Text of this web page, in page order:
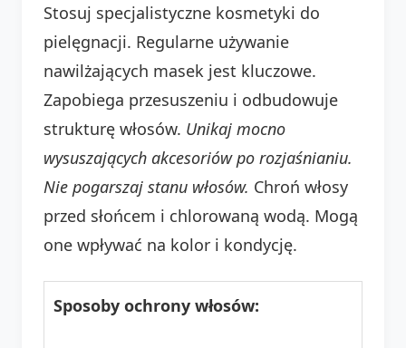
Stosuj specjalistyczne kosmetyki do
pielęgnacji. Regularne używanie
nawilżających masek jest kluczowe.
Zapobiega przesuszeniu i odbudowuje
strukturę włosów. Unikaj mocno
wysuszających akcesoriów po rozjaśnianiu.
Nie pogarszaj stanu włosów. Chroń włosy
przed słońcem i chlorowaną wodą. Mogą
one wpływać na kolor i kondycję.
Sposoby ochrony włosów: